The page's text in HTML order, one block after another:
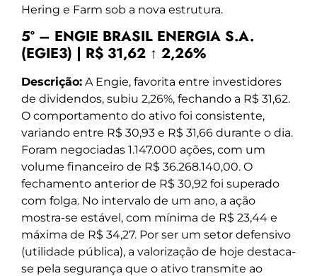
Hering e Farm sob a nova estrutura.
5º – ENGIE BRASIL ENERGIA S.A.
(EGIE3) | R$ 31,62 ↑ 2,26%
Descrição: A Engie, favorita entre investidores
de dividendos, subiu 2,26%, fechando a R$ 31,62.
O comportamento do ativo foi consistente,
variando entre R$ 30,93 e R$ 31,66 durante o dia.
Foram negociadas 1.147.000 ações, com um
volume financeiro de R$ 36.268.140,00. O
fechamento anterior de R$ 30,92 foi superado
com folga. No intervalo de um ano, a ação
mostra-se estável, com mínima de R$ 23,44 e
máxima de R$ 34,27. Por ser um setor defensivo
(utilidade pública), a valorização de hoje destaca-
se pela segurança que o ativo transmite ao